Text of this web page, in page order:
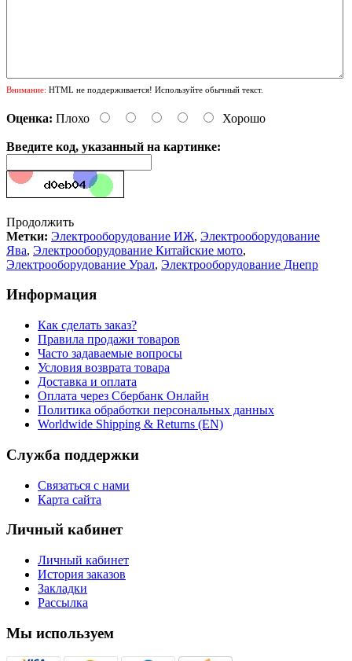
Внимание: HTML не поддерживается! Используйте обычный текст.
Оценка: Плохо Хорошо
Введите код, указанный на картинке:
Продолжить
Метки: Электрооборудование ИЖ, Электрооборудование
Ява, Электрооборудование Китайские мото,
Электрооборудование Урал, Электрооборудование Днепр
Информация
Как сделать заказ?
Правила продажи товаров
Часто задаваемые вопросы
Условия возврата товара
Доставка и оплата
Оплата через Сбербанк Онлайн
Политика обработки персональных данных
Worldwide Shipping & Returns (EN)
Служба поддержки
Связаться с нами
Карта сайта
Личный кабинет
Личный кабинет
История заказов
Закладки
Рассылка
Мы используем